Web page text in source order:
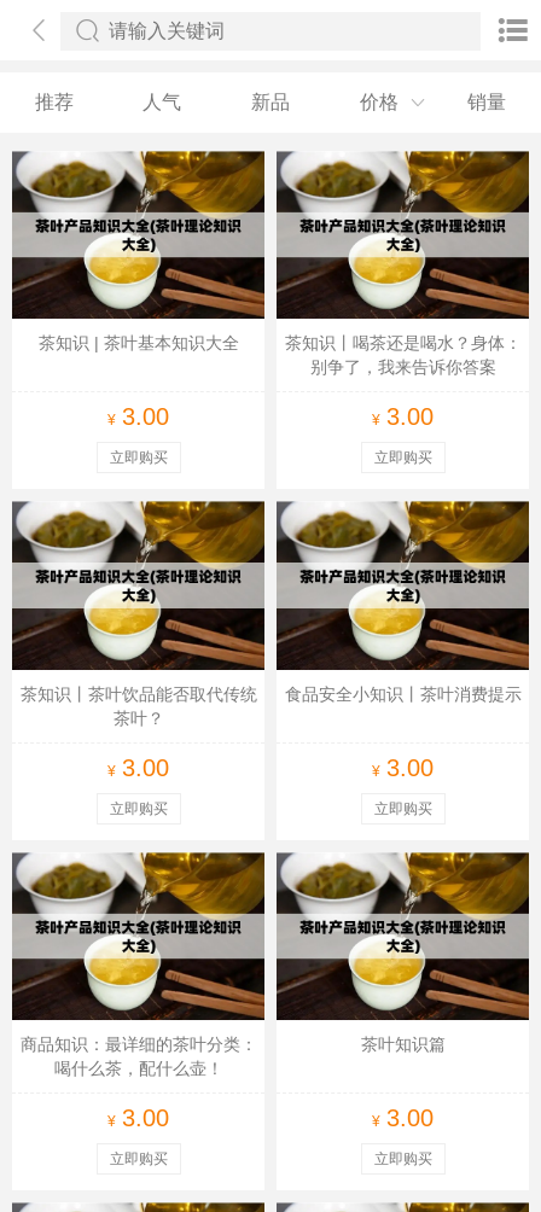
推荐 人气 新品 价格 销量
茶知识 | 茶叶基本知识大全
¥ 3.00
立即购买
茶知识丨喝茶还是喝水？身体：
别争了，我来告诉你答案
¥ 3.00
立即购买
茶知识丨茶叶饮品能否取代传统
茶叶？
¥ 3.00
立即购买
食品安全小知识丨茶叶消费提示
¥ 3.00
立即购买
商品知识：最详细的茶叶分类：
喝什么茶，配什么壶！
¥ 3.00
立即购买
茶叶知识篇
¥ 3.00
立即购买